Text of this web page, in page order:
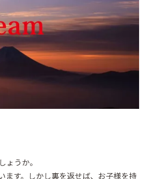
うか。
ます。しかし裏を返せば、お子様を持